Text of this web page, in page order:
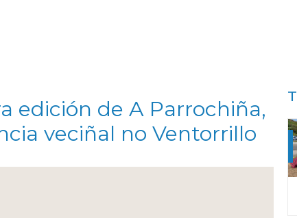
edición de A Parrochiña,
veciñal no Ventorrillo